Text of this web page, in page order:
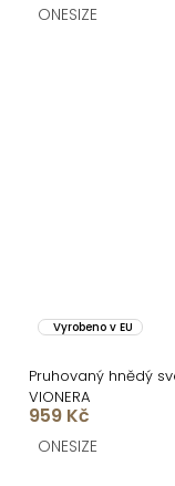
ONESIZE
Vyrobeno v EU
Pruhovaný hnědý
VIONERA
959 Kč
ONESIZE